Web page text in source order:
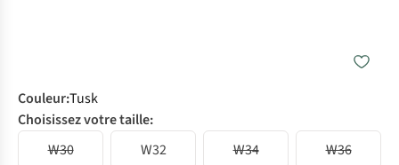
Couleur:Tusk
Choisissez votre taille:
W30
W32 W34 W36